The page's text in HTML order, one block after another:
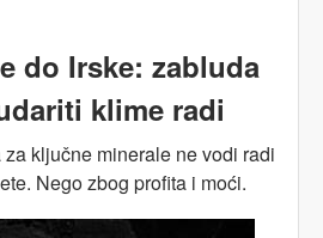
do Irske: zabluda
klime radi
ključne minerale ne vodi radi
Nego zbog profita i moći.